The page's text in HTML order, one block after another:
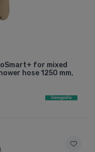
for mixed
hose 1250 mm,